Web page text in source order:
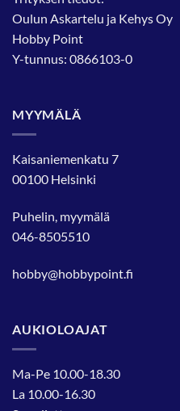
Oulun Askartelu ja Kehys Oy
Hobby Point
Y-tunnus: 0866103-0
MYYMÄLÄ
Kaisaniemenkatu 7
00100 Helsinki
Puhelin, myymälä
046-8505510
hobby@hobbypoint.fi
AUKIOLOAJAT
Ma-Pe 10.00-18.30
La 10.00-16.30